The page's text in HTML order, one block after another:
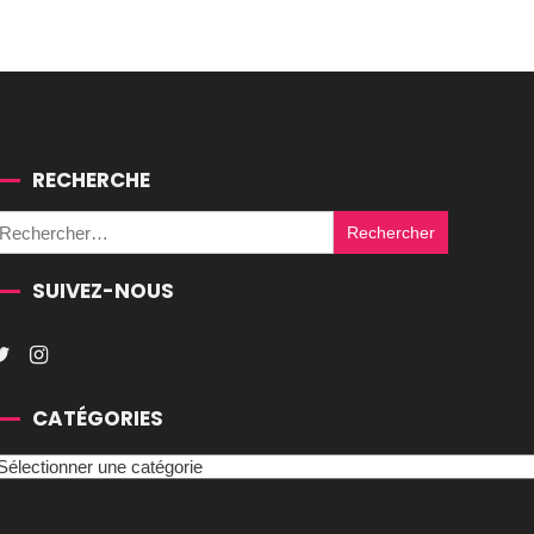
RECHERCHE
Rechercher :
SUIVEZ-NOUS
CATÉGORIES